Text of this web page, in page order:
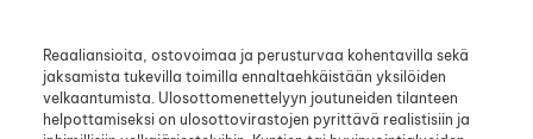
Reaaliansioita, ostovoimaa ja perusturvaa kohentavilla sekä
jaksamista tukevilla toimilla ennaltaehkäistään yksilöiden
velkaantumista. Ulosottomenettelyyn joutuneiden tilanteen
helpottamiseksi on ulosottovirastojen pyrittävä realistisiin ja